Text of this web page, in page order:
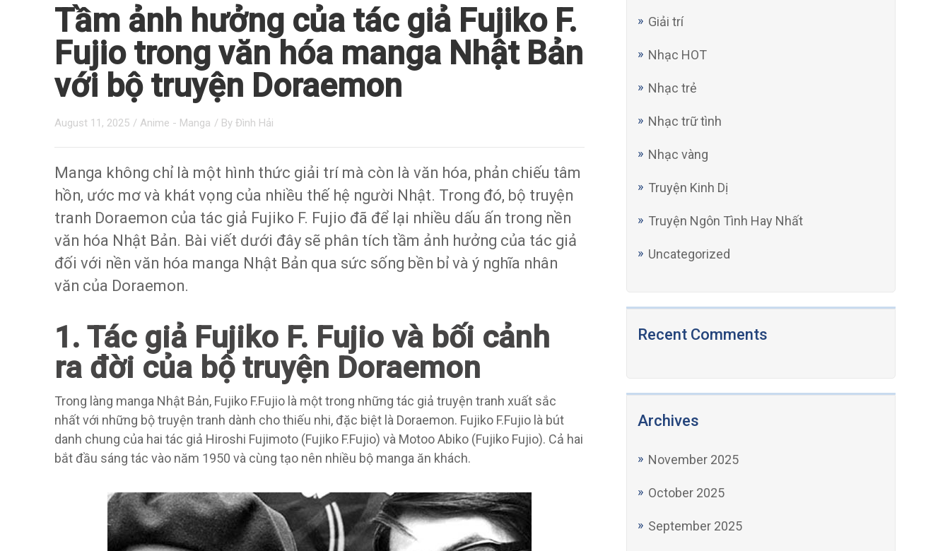
Giải trí
Nhạc HOT
Nhạc trẻ
Nhạc trữ tình
Nhạc vàng
Truyện Kinh Dị
Truyện Ngôn Tình Hay Nhất
Uncategorized
Recent Comments
Archives
November 2025
October 2025
September 2025
Tầm ảnh hưởng của tác giả Fujiko F.
Fujio trong văn hóa manga Nhật Bản
với bộ truyện Doraemon
August 11, 2025 / Anime - Manga / By Đình Hải
Manga không chỉ là một hình thức giải trí mà còn là văn hóa, phản chiếu tâm
hồn, ước mơ và khát vọng của nhiều thế hệ người Nhật. Trong đó, bộ truyện
tranh Doraemon của tác giả Fujiko F. Fujio đã để lại nhiều dấu ấn trong nền
văn hóa Nhật Bản. Bài viết dưới đây sẽ phân tích tầm ảnh hưởng của tác giả
đối với nền văn hóa manga Nhật Bản qua sức sống bền bỉ và ý nghĩa nhân
văn của Doraemon.
1. Tác giả Fujiko F. Fujio và bối cảnh
ra đời của bộ truyện Doraemon
Trong làng manga Nhật Bản, Fujiko F.Fujio là một trong những tác giả truyện tranh xuất sắc
nhất với những bộ truyện tranh dành cho thiếu nhi, đặc biệt là Doraemon. Fujiko F.Fujio là bút
danh chung của hai tác giả Hiroshi Fujimoto (Fujiko F.Fujio) và Motoo Abiko (Fujiko Fujio). Cả hai
bắt đầu sáng tác vào năm 1950 và cùng tạo nên nhiều bộ manga ăn khách.